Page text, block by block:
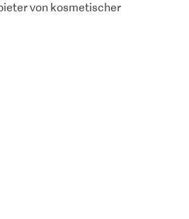
von kosmetischer